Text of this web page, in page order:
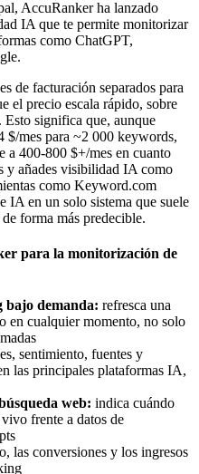
AccuRanker ha lanzado
IA que te permite monitorizar
como ChatGPT,
de facturación separados para
el precio escala rápido, sobre
Esto significa que, aunque
$/mes para ~2 000 keywords,
a 400-800 $+/mes en cuanto
y añades visibilidad IA como
como Keyword.com
IA en un solo sistema que suele
forma más predecible.
para la monitorización de
bajo demanda: refresca una
en cualquier momento, no solo
sentimiento, fuentes y
las principales plataformas IA,
web: indica cuándo
frente a datos de
las conversiones y los ingresos